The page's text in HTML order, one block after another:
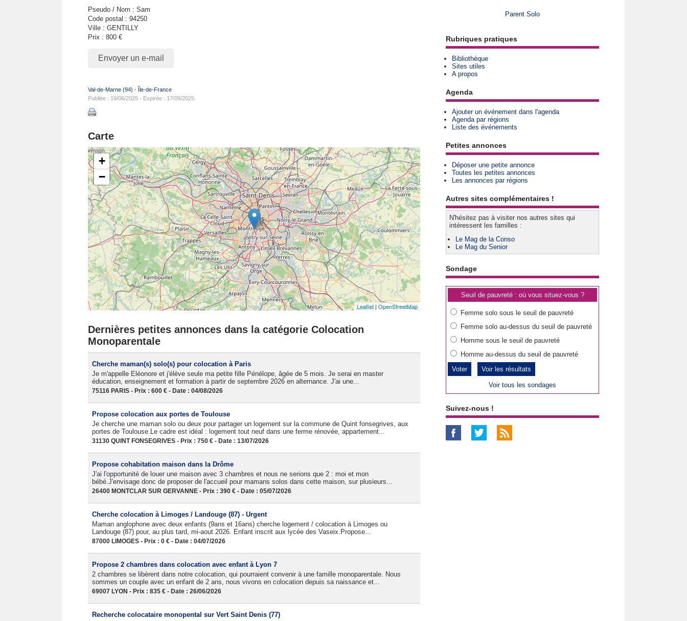
Pseudo / Nom : Sam
Code postal : 94250
Ville : GENTILLY
Prix : 800 €
Envoyer un e-mail
Val-de-Marne (94) - Île-de-France
Publiée : 19/06/2025 - Expirée : 17/09/2025
Carte
+
−
Leaflet | OpenStreetMap
Dernières petites annonces dans la catégorie Colocation
Monoparentale
Cherche maman(s) solo(s) pour colocation à Paris
Je m'appelle Eléonore et j'élève seule ma petite fille Pénélope, âgée de 5 mois. Je serai en master
éducation, enseignement et formation à partir de septembre 2026 en alternance. J'ai une...
75116 PARIS - Prix : 600 € - Date : 04/08/2026
Propose colocation aux portes de Toulouse
Je cherche une maman solo ou deux pour partager un logement sur la commune de Quint fonsegrives, aux
portes de Toulouse.Le cadre est idéal : logement tout neuf dans une ferme rénovée, appartement...
31130 QUINT FONSEGRIVES - Prix : 750 € - Date : 13/07/2026
Propose cohabitation maison dans la Drôme
J'ai l'opportunité de louer une maison avec 3 chambres et nous ne serions que 2 : moi et mon
bébé.J'envisage donc de proposer de l'accueil pour mamans solos dans cette maison, sur plusieurs...
26400 MONTCLAR SUR GERVANNE - Prix : 390 € - Date : 05/07/2026
Cherche colocation à Limoges / Landouge (87) - Urgent
Maman anglophone avec deux enfants (9ans et 16ans) cherche logement / colocation à Limoges ou
Landouge (87) pour, au plus tard, mi-aout 2026. Enfant inscrit aux lycée des Vaseix.Propose...
87000 LIMOGES - Prix : 0 € - Date : 04/07/2026
Propose 2 chambres dans colocation avec enfant à Lyon 7
2 chambres se libèrent dans notre colocation, qui pourraient convenir à une famille monoparentale. Nous
sommes un couple avec un enfant de 2 ans, nous vivons en colocation depuis sa naissance et...
69007 LYON - Prix : 835 € - Date : 26/06/2026
Recherche colocataire monopental sur Vert Saint Denis (77)
Parent Solo
Rubriques pratiques
Bibliothèque
Sites utiles
A propos
Agenda
Ajouter un événement dans l'agenda
Agenda par régions
Liste des événements
Petites annonces
Déposer une petite annonce
Toutes les petites annonces
Les annonces par régions
Autres sites complémentaires !
N'hésitez pas à visiter nos autres sites qui
intéressent les familles :
Le Mag de la Conso
Le Mag du Senior
Sondage
Seuil de pauvreté : où vous situez-vous ?
Femme solo sous le seuil de pauvreté
Femme solo au-dessus du seuil de pauvreté
Homme sous le seuil de pauvreté
Homme au-dessus du seuil de pauvreté
Voir les résultats
Voir tous les sondages
Suivez-nous !